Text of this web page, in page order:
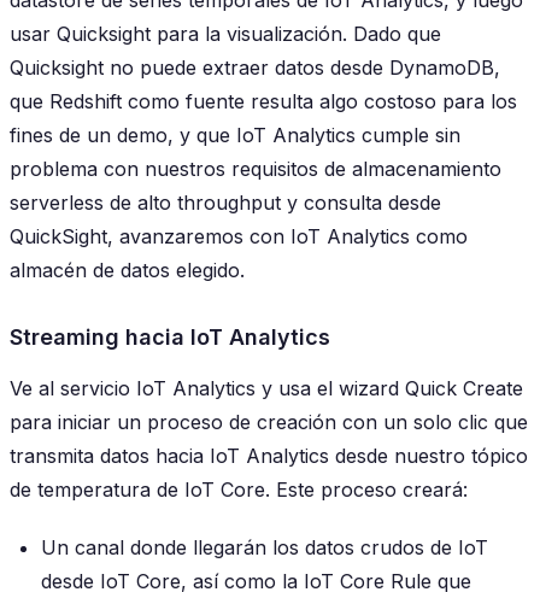
usar Quicksight para la visualización. Dado que
Quicksight no puede extraer datos desde DynamoDB,
que Redshift como fuente resulta algo costoso para los
fines de un demo, y que IoT Analytics cumple sin
problema con nuestros requisitos de almacenamiento
serverless de alto throughput y consulta desde
QuickSight, avanzaremos con IoT Analytics como
almacén de datos elegido.
Streaming hacia IoT Analytics
Ve al servicio IoT Analytics y usa el wizard Quick Create
para iniciar un proceso de creación con un solo clic que
transmita datos hacia IoT Analytics desde nuestro tópico
de temperatura de IoT Core. Este proceso creará:
Un canal donde llegarán los datos crudos de IoT
desde IoT Core, así como la IoT Core Rule que